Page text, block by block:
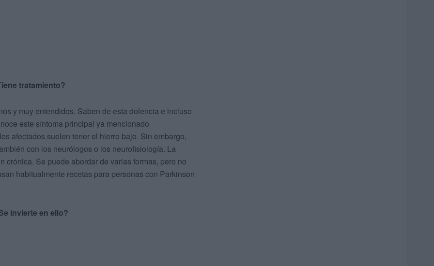
tratamiento?
y muy entendidos. Saben de esta dolencia e incluso
este síntoma principal ya mencionado
afectados suelen tener el hierro bajo. Sin embargo,
con los neurólogos o los neurofisiología. La
crónica. Se puede abordar de varias formas, pero no
habitualmente recetas para personas con Parkinson
invierte en ello?